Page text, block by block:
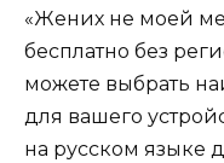
«Жених не моей
бесплатно без
можете выбрать
для вашего
на русском языке